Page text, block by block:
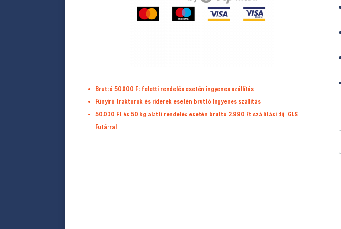
Bruttó 50.000 Ft feletti rendelés esetén ingyenes szállítás
Fűnyíró traktorok és riderek esetén bruttó Ingyenes szállítás
50.000 Ft és 50 kg alatti rendelés esetén bruttó 2.990 Ft szállítási díj GLS
Futárral